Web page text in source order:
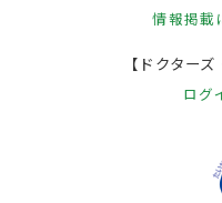
情報掲載
【ドクター
ログ